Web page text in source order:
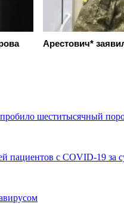
Арестович*
шеститысячный
пациентов с COVID-19 за